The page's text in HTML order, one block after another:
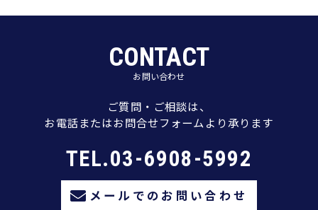
CONTACT
お問い合わせ
ご質問・ご相談は、
お電話またはお問合せフォームより承ります
TEL.03-6908-5992
メールでのお問い合わせ